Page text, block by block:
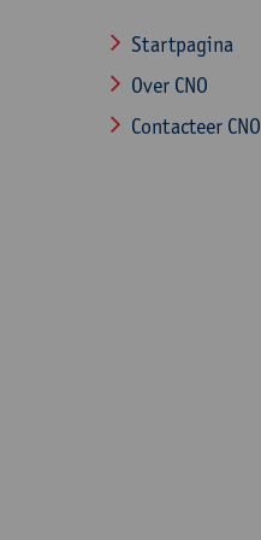
Startpagina
Over CNO
Contacteer CNO